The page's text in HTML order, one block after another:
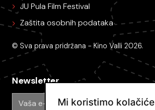
Mi koristimo kolačiće
JU Pula Film Festival
Zaštita osobnih podataka
© Sva prava pridržana - Kino Valli 2026.
Newsletter